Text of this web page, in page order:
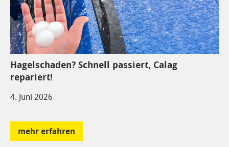
Hagelschaden? Schnell passiert, Calag
repariert!
4. Juni 2026
mehr erfahren